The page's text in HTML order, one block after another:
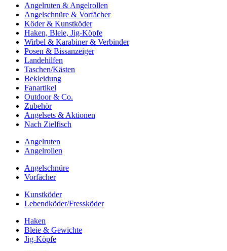
Angelruten & Angelrollen
Angelschnüre & Vorfächer
Köder & Kunstköder
Haken, Bleie, Jig-Köpfe
Wirbel & Karabiner & Verbinder
Posen & Bissanzeiger
Landehilfen
Taschen/Kästen
Bekleidung
Fanartikel
Outdoor & Co.
Zubehör
Angelsets & Aktionen
Nach Zielfisch
Angelruten
Angelrollen
Angelschnüre
Vorfächer
Kunstköder
Lebendköder/Fressköder
Haken
Bleie & Gewichte
Jig-Köpfe